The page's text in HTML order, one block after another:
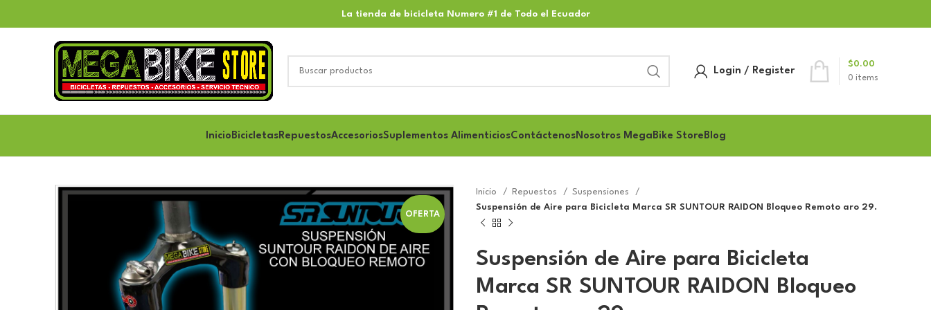
La tienda de bicicleta Numero #1 de Todo el Ecuador
Login / Register
0 items
$0.00
Inicio BicicletasRepuestosAccesoriosSuplementos AlimenticiosContáctenosNosotros MegaBike Store Blog
OFERTA
Inicio Repuestos
Suspensiones
Suspensión de Aire para Bicicleta Marca SR SUNTOUR RAIDON Bloqueo Remoto aro 29.
Suspensión de Aire para Bicicleta
Marca SR SUNTOUR RAIDON Bloqueo